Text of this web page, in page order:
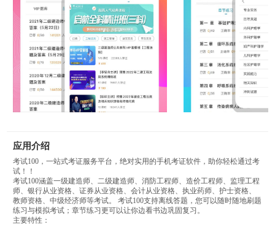
应用介绍
考试100，一站式考证服务平台，绝对实用的手机考证软件，助你轻松通过考
试！！
考试100涵盖一级建造师、二级建造师、消防工程师、造价工程师、监理工程
师、银行从业资格、证券从业资格、会计从业资格、执业药师、护士资格、
教师资格、中级经济师等考试。 考试100支持离线答题，您可以随时随地刷题
练习与模拟考试；章节练习更可以让你边看书边巩固复习。
主要特性：